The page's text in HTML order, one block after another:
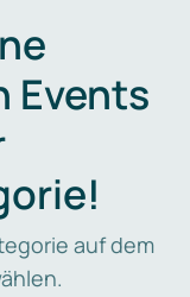
Events
auf dem